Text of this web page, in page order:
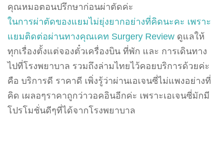
คุณหมอตอนปรึกษาก่อนผ่าตัดค่ะ
ในการผ่าตัดของแยมไม่ยุ่งยากอย่างที่คิดนะคะ เพราะ
แยมติดต่อผ่านทางคุณเคท Surgery Review ดูแลให้
ทุกเรื่องตั้งแต่จองตั๋วเครื่องบิน ที่พัก และ การเดินทาง
ไปที่โรงพยาบาล รวมถึงล่ามไทยไว้คอยบริการด้วยค่ะ
คือ บริการดี ราคาดี เพิ่งรู้ว่าผ่านเอเจนซี่ไม่แพงอย่างที่
คิด เผลอๆราคาถูกว่าวอคอินอีกค่ะ เพราะเอเจนซี่มักมี
โปรโมชั่นดีๆที่ได้จากโรงพยาบาล